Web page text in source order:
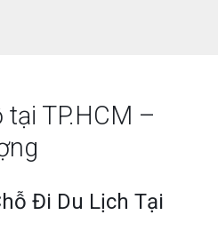
TP.HCM –
Đi Du Lịch Tại